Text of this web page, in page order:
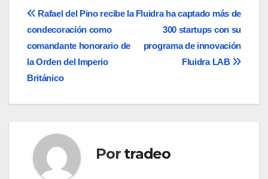
Navegación
de
entradas
Fluidra ha captado más de
300 startups con su
programa de innovación
Fluidra LAB
Rafael del Pino recibe la
condecoración como
comandante honorario de
la Orden del Imperio
Británico
Por tradeo